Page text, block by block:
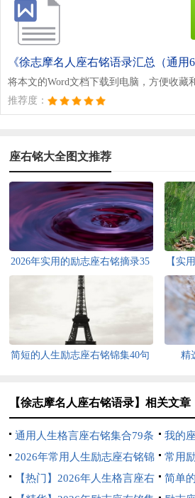
《徐志摩名人座右铭语录汇总（通用
将本文的Word文档下载到电脑，方便收藏
推荐度：
座右铭大全图文推荐
2026年实用的励志座右铭摘录35
条
【实
简短的人生励志座右铭锦集40句 精
【徐志摩名人座右铭语录】相关文章
通用人生格言座右铭集合79条
我的
2026年常用人生励志座右铭锦
集87句
常用
【热门】2026年人生格言座右
简单